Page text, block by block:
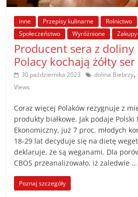
poradniki.
Porady
praktyczne
porady
poradniki
na
każdy
temat
inne Przepisy kulinarne Rolnictwo
Społeczeństwo
Wyróżnione Zakupy
Producent sera z doliny
Polacy kochają żółty ser
30 października 2023 dolina Biebrzy,
Views
Coraz więcej Polaków rezygnuje z
produkty białkowe. Jak podaje
Ekonomiczny, już 7 proc. młodych
18-29 lat decyduje się na dietę
deklaruje, że są weganami. Dla
CBOS przeanalizowało, iż zaledwie …
Poznaj szczegóły